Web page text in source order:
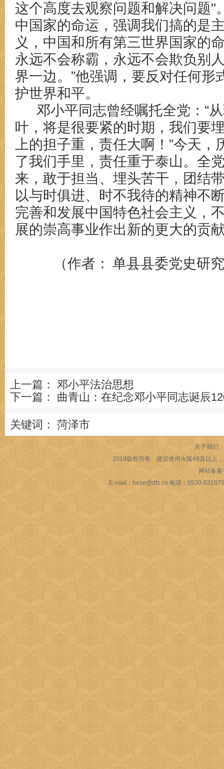
这个高度去观察问题和解决问题"
中国家的命运，强调我们搞的是
义，中国和所有第三世界国家的
永远不会称霸，永远不会欺负别
界一边。 ”他强调，要反对任何形
护世界和平。
邓小平同志曾经嘱托全党： “
叶，将是很要紧的时期，我们要
上的担子重，责任大啊！”今天
了我们手里，责任重于泰山。全
来，敢于担当、埋头苦干，团结
以与时俱进、时不我待的精神不
完善和发展中国特色社会主义，
展的崇高事业作出新的更大的贡
（作者： 单县县委党史研
上一篇： 邓小平法治思想
下一篇：
曲青山：在纪念邓小平同志诞辰
关键词： 菏泽市
关于我们
2019版权所有 建议使用火狐49及以上
网站备案
E-mail：heze@dfz.cn 电话：0530-